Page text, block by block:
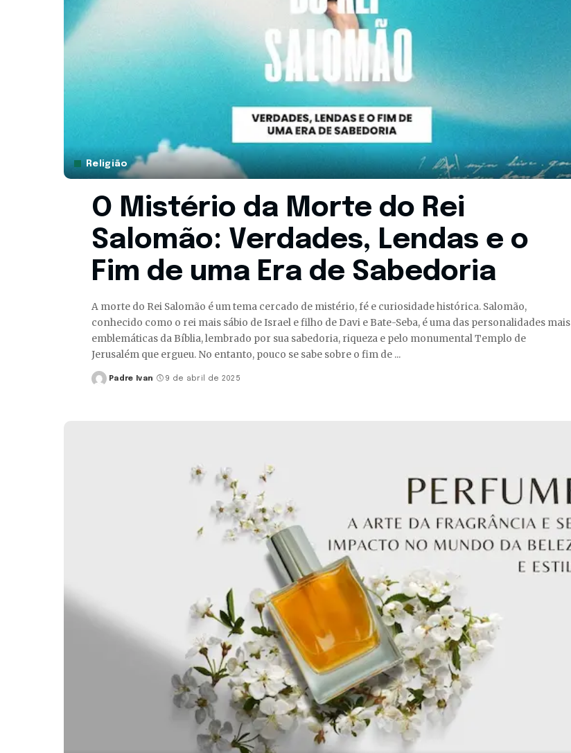
Religião
O Mistério da Morte do Rei
Salomão: Verdades, Lendas e o
Fim de uma Era de Sabedoria
A morte do Rei Salomão é um tema cercado de mistério, fé e curiosidade histórica. Salomão,
conhecido como o rei mais sábio de Israel e filho de Davi e Bate-Seba, é uma das personalidades mais
emblemáticas da Bíblia, lembrado por sua sabedoria, riqueza e pelo monumental Templo de
Jerusalém que ergueu. No entanto, pouco se sabe sobre o fim de ...
Posted
Padre Ivan 9 de abril de 2025